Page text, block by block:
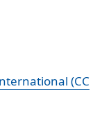
(CC